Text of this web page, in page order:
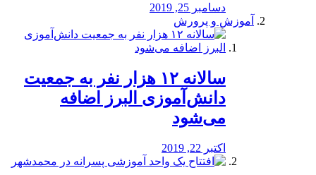
دسامبر 25, 2019
آموزش و پرورش
️سالانه ۱۲ هزار نفر به جمعیت
دانش‌آموزی البرز اضافه
می‌شود
اکتبر 22, 2019